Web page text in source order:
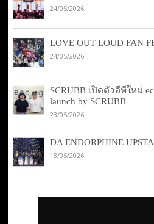
24/05/2026
LOVE OUT LOUD FAN
24/05/2026
SCRUBB เปิดตัวอีพีใหม่
launch by SCRUBB
23/05/2026
DA ENDORPHINE
18/05/2026